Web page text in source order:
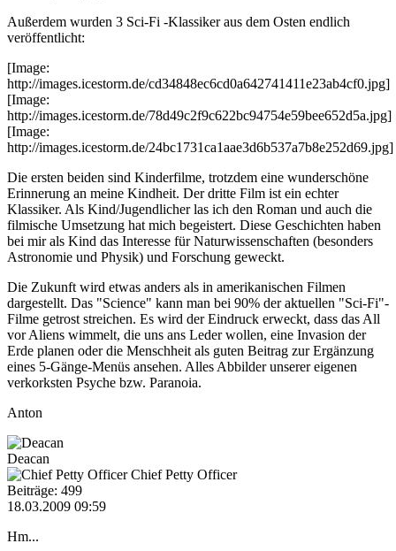
Außerdem wurden 3 Sci-Fi -Klassiker aus dem Osten endlich
veröffentlicht:
[Image:
http://images.icestorm.de/cd34848ec6cd0a642741411e23ab4cf0.jpg]
[Image:
http://images.icestorm.de/78d49c2f9c622bc94754e59bee652d5a.jpg]
[Image:
http://images.icestorm.de/24bc1731ca1aae3d6b537a7b8e252d69.jpg]
Die ersten beiden sind Kinderfilme, trotzdem eine wunderschöne
Erinnerung an meine Kindheit. Der dritte Film ist ein echter
Klassiker. Als Kind/Jugendlicher las ich den Roman und auch die
filmische Umsetzung hat mich begeistert. Diese Geschichten haben
bei mir als Kind das Interesse für Naturwissenschaften (besonders
Astronomie und Physik) und Forschung geweckt.
Die Zukunft wird etwas anders als in amerikanischen Filmen
dargestellt. Das "Science" kann man bei 90% der aktuellen "Sci-Fi"-
Filme getrost streichen. Es wird der Eindruck erweckt, dass das All
vor Aliens wimmelt, die uns ans Leder wollen, eine Invasion der
Erde planen oder die Menschheit als guten Beitrag zur Ergänzung
eines 5-Gänge-Menüs ansehen. Alles Abbilder unserer eigenen
verkorksten Psyche bzw. Paranoia.
Anton
Deacan
Chief Petty Officer
Beiträge: 499
18.03.2009 09:59
Hm...